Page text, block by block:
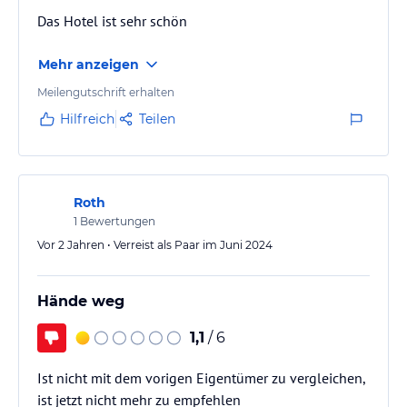
Um Ihren Urlaub von Anfang an perfekt zu gestalten, bieten wir
kostenfreies Parken --> für Hausgäste und Restaurantbesucher
kostenloses W-Lan --> im gesamten Hotel, Empfang im Restaurant
kann eingeschränkt sein
Sauna & Physiotherm Infrarotkabine --> für Hausgäste & außer
(Sauna 8,- € pro Person)
Fahrradverleih --> direkt am Hotel (für Hausgäste & außer Haus
Gäste)
E-Bikes 19.-€ / Tag / Fahrrad
Das Hotel ist sehr schön
Mehr anzeigen
Meilengutschrift erhalten
Hilfreich Teilen
Roth
1 Bewertungen
Vor 2 Jahren • Verreist als Paar im Juni 2024
Hände weg
1,1 / 6
Ist nicht mit dem vorigen Eigentümer zu vergleichen,
ist jetzt nicht mehr zu empfehlen